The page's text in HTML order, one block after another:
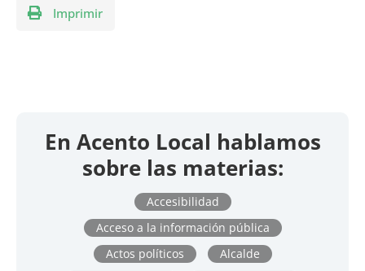
Imprimir
En Acento Local hablamos
sobre las materias:
Accesibilidad
Acceso a la información pública
Actos políticos
Alcalde